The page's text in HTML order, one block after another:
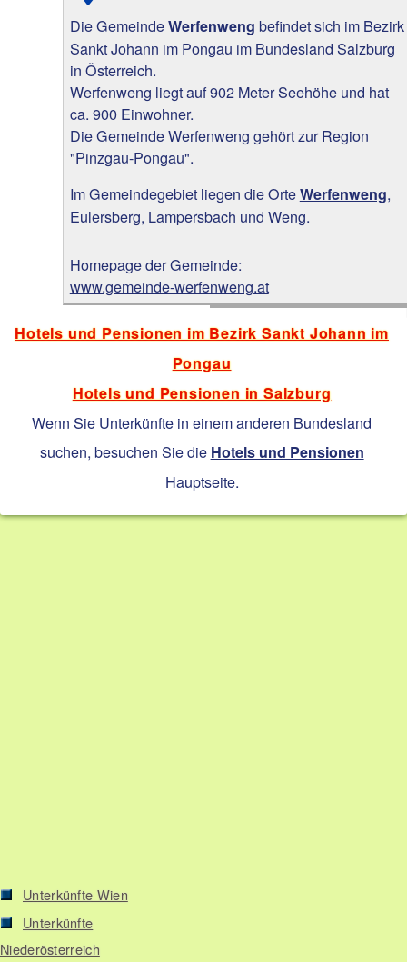
Die GemeindeWerfenweng befindet sich im Bezirk
Sankt Johann im Pongau im Bundesland Salzburg
in Österreich.
Werfenweng liegt auf 902 Meter Seehöhe und hat
ca. 900 Einwohner.
Die Gemeinde Werfenweng gehört zur Region
"Pinzgau-Pongau".
Im Gemeindegebiet liegen die OrteWerfenweng,
Eulersberg, Lampersbach und Weng.
Homepage der Gemeinde:
www.gemeinde-werfenweng.at
Hotels und Pensionen im Bezirk Sankt Johann im
Pongau
Hotels und Pensionen in Salzburg
Wenn Sie Unterkünfte in einem anderen Bundesland
suchen, besuchen Sie die Hotels und Pensionen
Hauptseite.
Unterkünfte Wien
Unterkünfte
Niederösterreich